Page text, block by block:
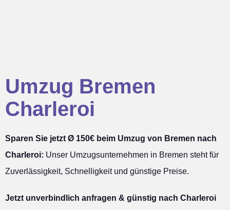
Umzug Bremen
Charleroi
Sparen Sie jetzt Ø 150€ beim Umzug von Bremen nach
Charleroi: Unser Umzugsunternehmen in Bremen steht für
Zuverlässigkeit, Schnelligkeit und günstige Preise.
Jetzt unverbindlich anfragen & günstig nach Charleroi